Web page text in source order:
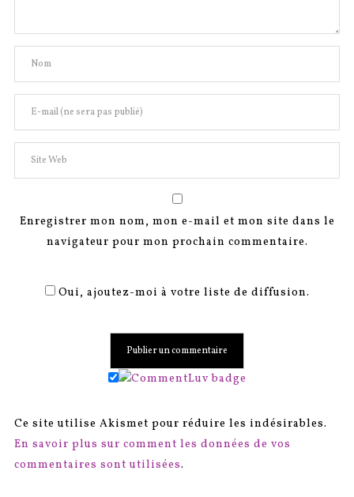
Enregistrer mon nom, mon e-mail et mon site dans le
navigateur pour mon prochain commentaire.
Oui, ajoutez-moi à votre liste de diffusion.
Ce site utilise Akismet pour réduire les indésirables.
En savoir plus sur comment les données de vos
commentaires sont utilisées.